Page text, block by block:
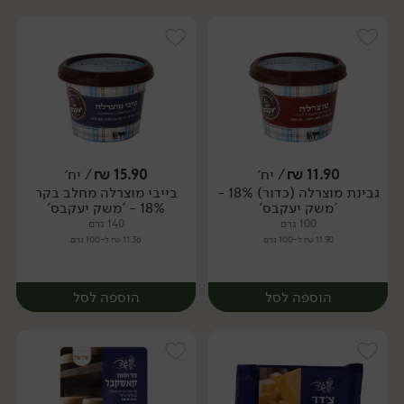
יח׳ יח׳
11.90
₪/ יח׳
גבינת מוצרלה (כדור) 18% -
'משק יעקבס'
100 גרם
11.90 ₪ ל-100 גרם
הוספה לסל
15.90
₪/ יח׳
בייבי מוצרלה מחלב בקר
18% - 'משק יעקבס'
140 גרם
11.36 ₪ ל-100 גרם
הוספה לסל